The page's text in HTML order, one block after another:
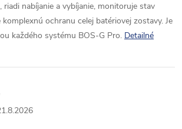
nabíjanie a vybíjanie, monitoruje stav
ochranu celej batériovej zostavy. Je
každého systému BOS-G Pro. Detailné